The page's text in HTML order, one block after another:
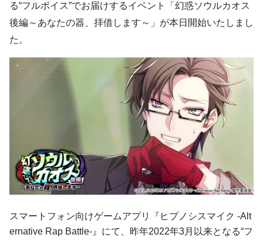
る“フルボイス”でお届けするイベント「幻惑ソウルカオス
後編～あなたの器、拝借します～」が本日開始いたしまし
た。
スマートフォン向けゲームアプリ『ヒプノシスマイク -Alt
ernative Rap Battle-』にて、昨年2022年3月以来となる“フ